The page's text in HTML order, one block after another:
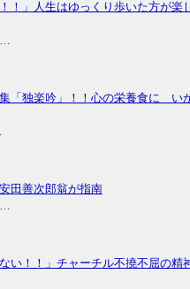
！」人生はゆっくり歩いた方が楽
…
「独楽吟」！！心の栄養食に い
田善次郎翁が指南
…
い！！」チャーチル不撓不屈の精